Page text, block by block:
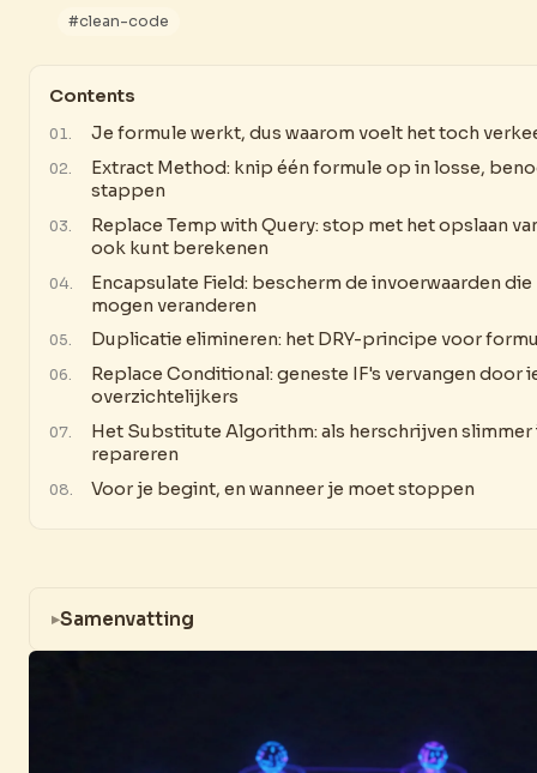
#clean-code
Samenvatting
Contents
Je formule werkt, dus waarom voelt het toch
Extract Method: knip één formule op in losse,
stappen
Replace Temp with Query: stop met het opslaan
ook kunt berekenen
Encapsulate Field: bescherm de invoerwaarden die
mogen veranderen
Duplicatie elimineren: het DRY-principe voor
Replace Conditional: geneste IF's vervangen door
overzichtelijkers
Het Substitute Algorithm: als herschrijven slimmer
repareren
Voor je begint, en wanneer je moet stoppen